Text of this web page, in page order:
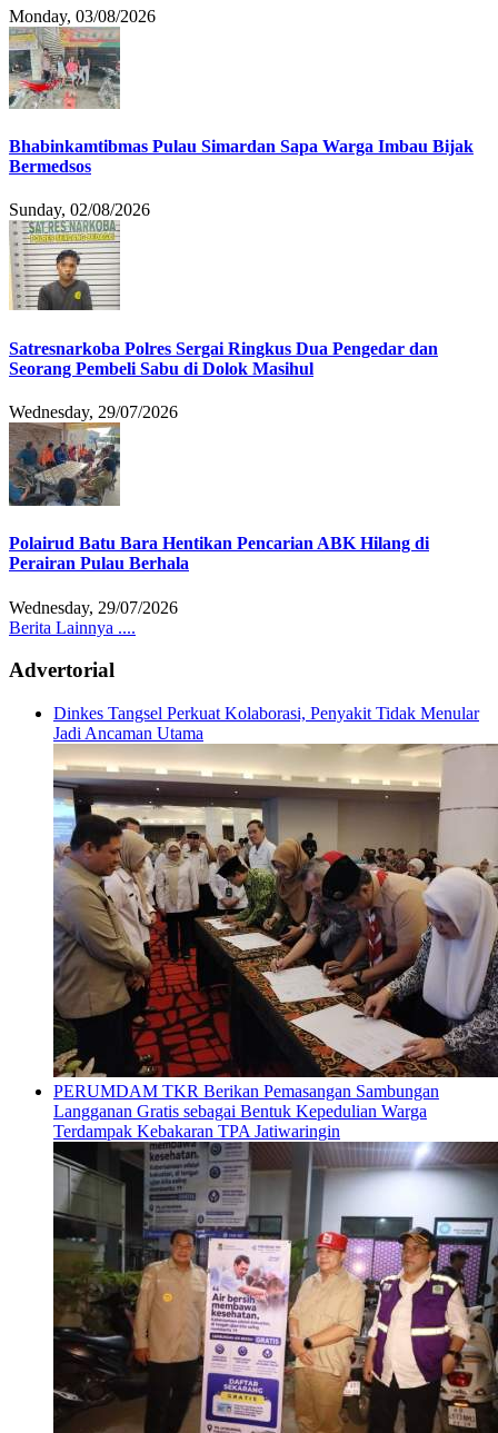
Monday, 03/08/2026
Bhabinkamtibmas Pulau Simardan Sapa Warga Imbau Bijak
Bermedsos
Sunday, 02/08/2026
Satresnarkoba Polres Sergai Ringkus Dua Pengedar dan
Seorang Pembeli Sabu di Dolok Masihul
Wednesday, 29/07/2026
Polairud Batu Bara Hentikan Pencarian ABK Hilang di
Perairan Pulau Berhala
Wednesday, 29/07/2026
Berita Lainnya ....
Advertorial
Dinkes Tangsel Perkuat Kolaborasi, Penyakit Tidak Menular
Jadi Ancaman Utama
PERUMDAM TKR Berikan Pemasangan Sambungan
Langganan Gratis sebagai Bentuk Kepedulian Warga
Terdampak Kebakaran TPA Jatiwaringin